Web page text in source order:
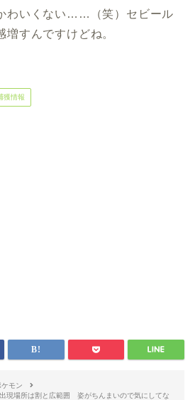
わいくない……（笑）セビール
すんですけどね。
獲情報
ケモン
現場所は割と広範囲 姿がちんまいので気にしてな